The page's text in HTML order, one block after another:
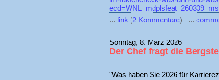
... link (2 Kommentare) ...
Sonntag, 8. März 2026
Der Chef fragt die
"Was haben Sie 2026 für